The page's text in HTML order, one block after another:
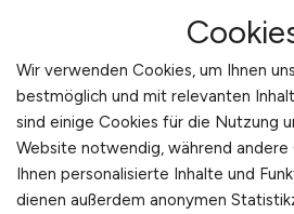
Jobs per
Anmelden und passende
Jetzt
Wir verwenden Cookies, um Ihnen
bestmöglich und mit relevanten
sind einige Cookies für die Nutzung
Website notwendig, während
Ihnen personalisierte Inhalte und
dienen außerdem anonymen